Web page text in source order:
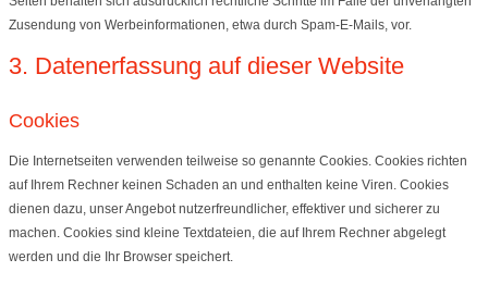
Zusendung von Werbeinformationen, etwa durch Spam-E-Mails, vor.
3. Datenerfassung auf dieser Website
Cookies
Die Internetseiten verwenden teilweise so genannte Cookies. Cookies richten
auf Ihrem Rechner keinen Schaden an und enthalten keine Viren. Cookies
dienen dazu, unser Angebot nutzerfreundlicher, effektiver und sicherer zu
machen. Cookies sind kleine Textdateien, die auf Ihrem Rechner abgelegt
werden und die Ihr Browser speichert.